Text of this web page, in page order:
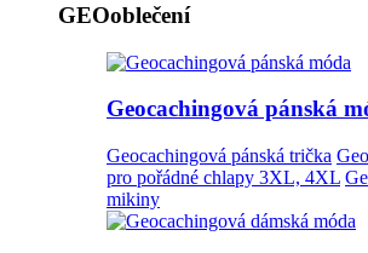
GEOoblečení
Geocachingová pánská
Geocachingová pánská trička
pro pořádné chlapy 3XL, 4XL
mikiny